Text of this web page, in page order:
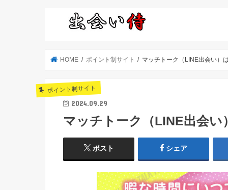
HOME ポイント制サイト マッチトーク（LINE出会い）
ポイント制サイト
2024.09.29
マッチトーク（LINE出会
ポスト シェア